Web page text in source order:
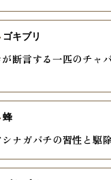
断言する一匹のチャ
ゴキブリ
ナガバチの習性と駆
蜂